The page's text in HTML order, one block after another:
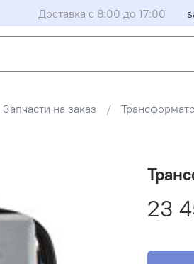
Доставка с 8:00 до 17:00
Запчасти на заказ
23